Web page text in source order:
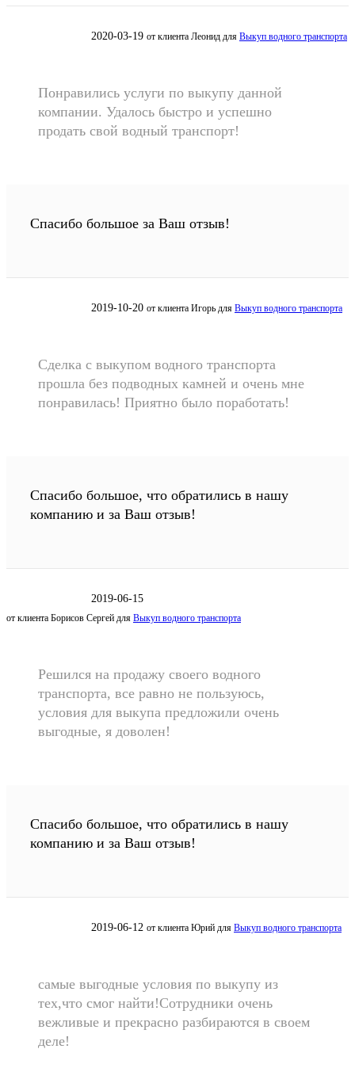
2020-03-19 от клиента Леонид для Выкуп водного транспорта
Понравились услуги по выкупу данной
компании. Удалось быстро и успешно
продать свой водный транспорт!
Спасибо большое за Ваш отзыв!
2019-10-20 от клиента Игорь для Выкуп водного транспорта
Сделка с выкупом водного транспорта
прошла без подводных камней и очень мне
понравилась! Приятно было поработать!
Спасибо большое, что обратились в нашу
компанию и за Ваш отзыв!
2019-06-15
от клиента Борисов Сергей для Выкуп водного транспорта
Решился на продажу своего водного
транспорта, все равно не пользуюсь,
условия для выкупа предложили очень
выгодные, я доволен!
Спасибо большое, что обратились в нашу
компанию и за Ваш отзыв!
2019-06-12 от клиента Юрий для Выкуп водного транспорта
самые выгодные условия по выкупу из
тех,что смог найти!Сотрудники очень
вежливые и прекрасно разбираются в своем
деле!